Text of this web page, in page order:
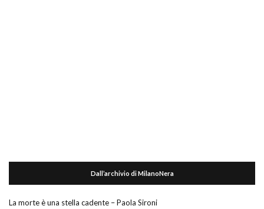
Dall’archivio di MilanoNera
La morte è una stella cadente – Paola Sironi